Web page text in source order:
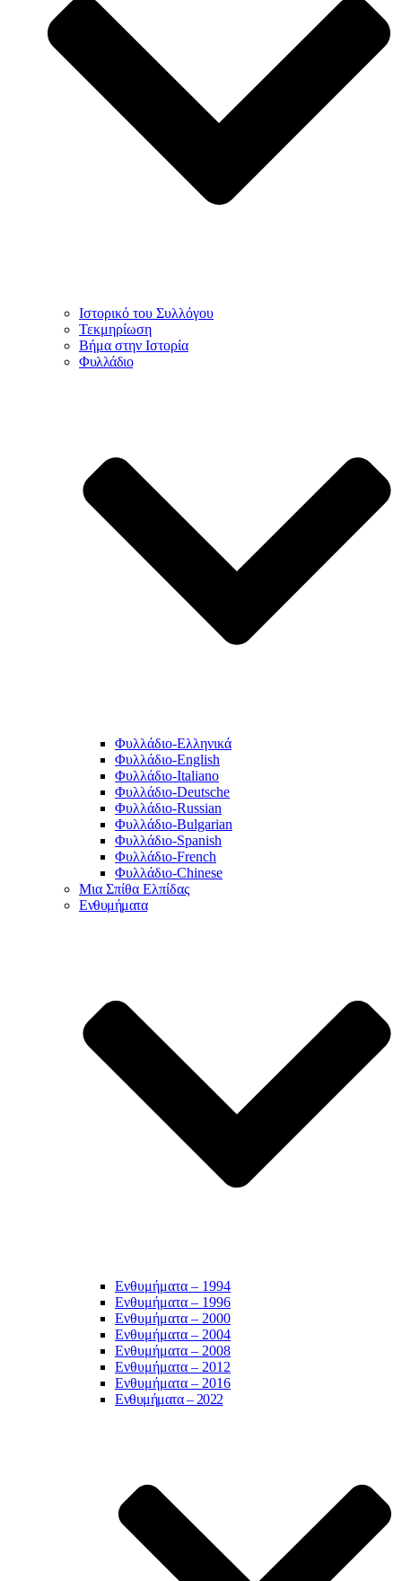
Ιστορικό του Συλλόγου
Τεκμηρίωση
Βήμα στην Ιστορία
Φυλλάδιο
Φυλλάδιο-Ελληνικά
Φυλλάδιο-English
Φυλλάδιο-Italiano
Φυλλάδιο-Deutsche
Φυλλάδιο-Russian
Φυλλάδιο-Bulgarian
Φυλλάδιο-Spanish
Φυλλάδιο-French
Φυλλάδιο-Chinese
Μια Σπίθα Ελπίδας
Ενθυμήματα
Ενθυμήματα – 1994
Ενθυμήματα – 1996
Ενθυμήματα – 2000
Ενθυμήματα – 2004
Ενθυμήματα – 2008
Ενθυμήματα – 2012
Ενθυμήματα – 2016
Ενθυμήματα – 2022